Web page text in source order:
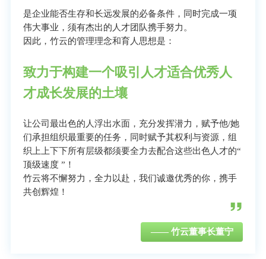
是企业能否生存和长远发展的必备条件，同时完成一项
伟大事业，须有杰出的人才团队携手努力。
因此，竹云的管理理念和育人思想是：
致力于构建一个吸引人才适合优秀人
才成长发展的土壤
让公司最出色的人浮出水面，充分发挥潜力，赋予他/她
们承担组织最重要的任务，同时赋予其权利与资源，组
织上上下下所有层级都须要全力去配合这些出色人才的“
顶级速度 ”！
竹云将不懈努力，全力以赴，我们诚邀优秀的你，携手
共创辉煌！
—— 竹云董事长董宁